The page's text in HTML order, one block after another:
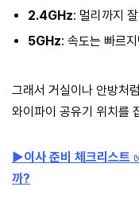
2.4GHz: 멀리까지
5GHz: 속도는 빠르
그래서 거실이나 안방처럼
와이파이 공유기 위치를
▶️이사 준비 체크리스트
까?